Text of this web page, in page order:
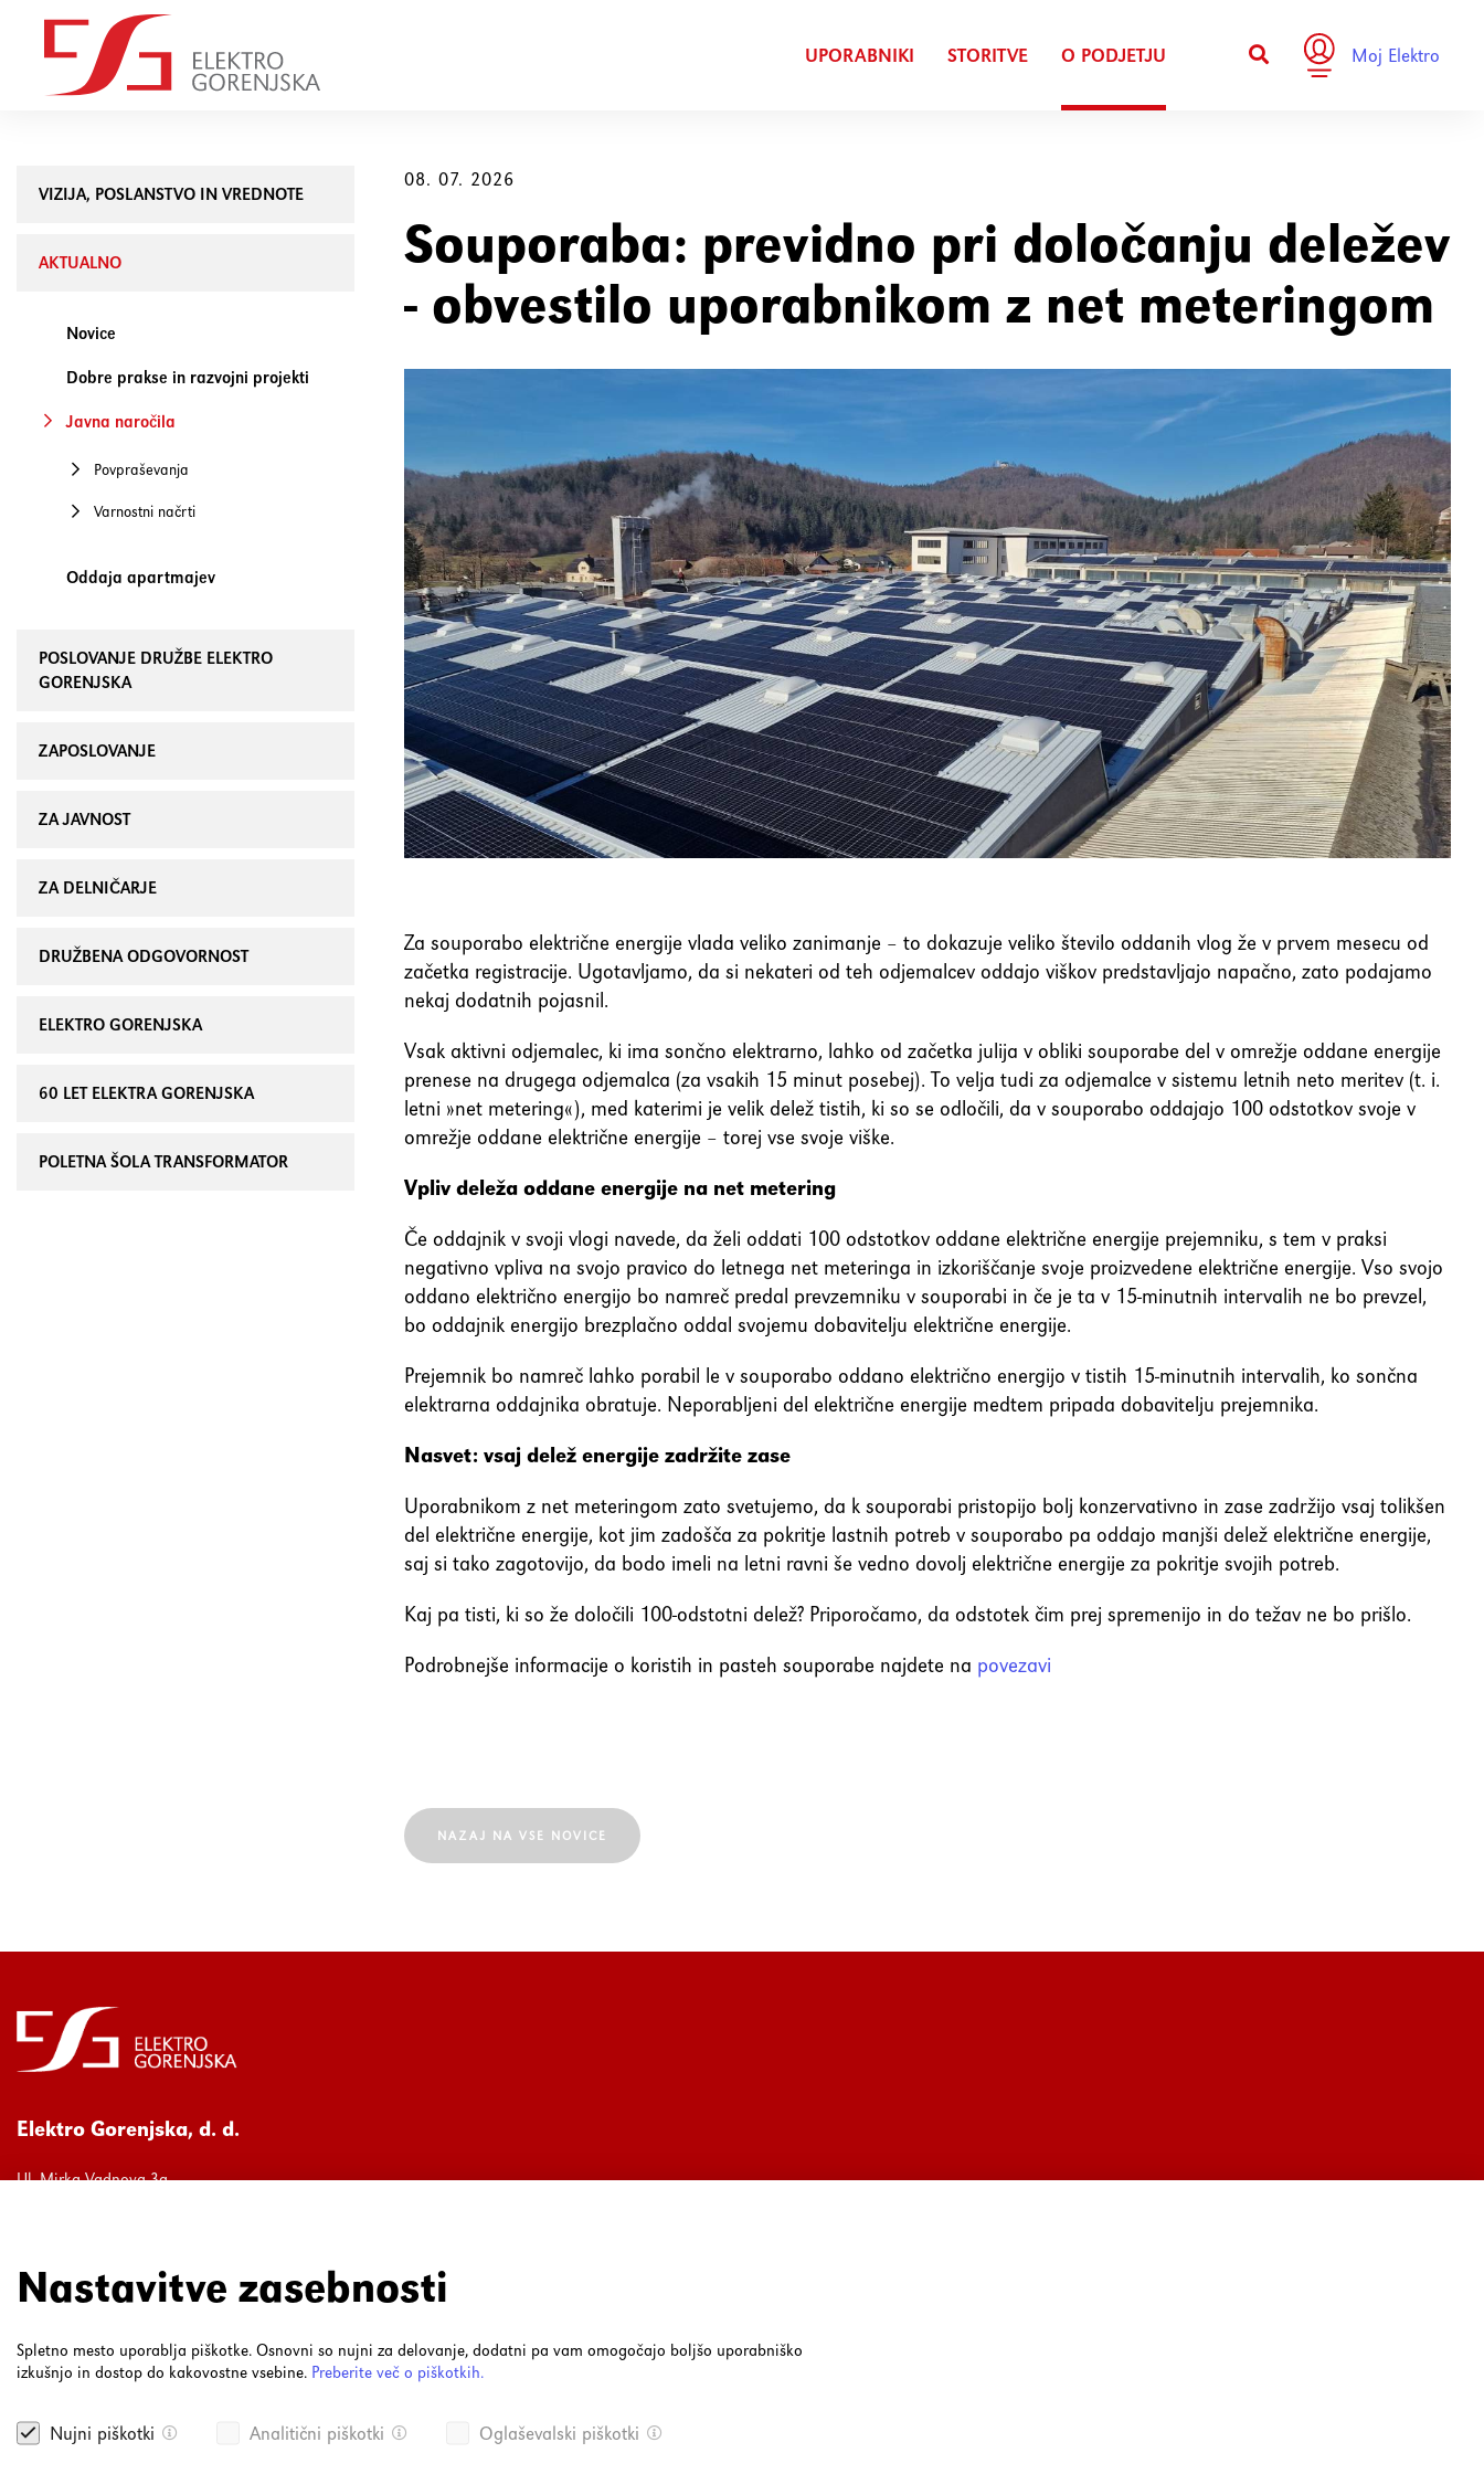
UPORABNIKI STORITVE O PODJETJU Moj Elektro
VIZIJA, POSLANSTVO IN VREDNOTE
AKTUALNO
Novice
Dobre prakse in razvojni projekti
Javna naročila
Povpraševanja
Varnostni načrti
Oddaja apartmajev
POSLOVANJE DRUŽBE ELEKTRO
GORENJSKA
ZAPOSLOVANJE
ZA JAVNOST
ZA DELNIČARJE
DRUŽBENA ODGOVORNOST
ELEKTRO GORENJSKA
60 LET ELEKTRA GORENJSKA
POLETNA ŠOLA TRANSFORMATOR
08. 07. 2026
Souporaba: previdno pri določanju deležev
- obvestilo uporabnikom z net meteringom
Za souporabo električne energije vlada veliko zanimanje – to dokazuje veliko število oddanih vlog že v prvem mesecu od
začetka registracije. Ugotavljamo, da si nekateri od teh odjemalcev oddajo viškov predstavljajo napačno, zato podajamo
nekaj dodatnih pojasnil.
Vsak aktivni odjemalec, ki ima sončno elektrarno, lahko od začetka julija v obliki souporabe del v omrežje oddane energije
prenese na drugega odjemalca (za vsakih 15 minut posebej). To velja tudi za odjemalce v sistemu letnih neto meritev (t. i.
letni »net metering«), med katerimi je velik delež tistih, ki so se odločili, da v souporabo oddajajo 100 odstotkov svoje v
omrežje oddane električne energije – torej vse svoje viške.
Vpliv deleža oddane energije na net metering
Če oddajnik v svoji vlogi navede, da želi oddati 100 odstotkov oddane električne energije prejemniku, s tem v praksi
negativno vpliva na svojo pravico do letnega net meteringa in izkoriščanje svoje proizvedene električne energije. Vso svojo
oddano električno energijo bo namreč predal prevzemniku v souporabi in če je ta v 15-minutnih intervalih ne bo prevzel,
bo oddajnik energijo brezplačno oddal svojemu dobavitelju električne energije.
Prejemnik bo namreč lahko porabil le v souporabo oddano električno energijo v tistih 15-minutnih intervalih, ko sončna
elektrarna oddajnika obratuje. Neporabljeni del električne energije medtem pripada dobavitelju prejemnika.
Nasvet: vsaj delež energije zadržite zase
Uporabnikom z net meteringom zato svetujemo, da k souporabi pristopijo bolj konzervativno in zase zadržijo vsaj tolikšen
del električne energije, kot jim zadošča za pokritje lastnih potreb v souporabo pa oddajo manjši delež električne energije,
saj si tako zagotovijo, da bodo imeli na letni ravni še vedno dovolj električne energije za pokritje svojih potreb.
Kaj pa tisti, ki so že določili 100-odstotni delež? Priporočamo, da odstotek čim prej spremenijo in do težav ne bo prišlo.
Podrobnejše informacije o koristih in pasteh souporabe najdete na povezavi
NAZAJ NA VSE NOVICE
Elektro Gorenjska, d. d.
Ul. Mirka Vadnova 3a
Nastavitve zasebnosti
Spletno mesto uporablja piškotke. Osnovni so nujni za delovanje, dodatni pa vam omogočajo boljšo uporabniško
izkušnjo in dostop do kakovostne vsebine. Preberite več o piškotkih.
Nujni piškotki Analitični piškotki Oglaševalski piškotki